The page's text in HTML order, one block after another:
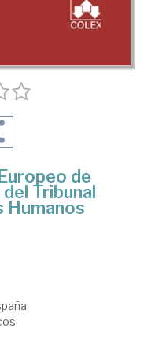
de
Tribunal
Humanos